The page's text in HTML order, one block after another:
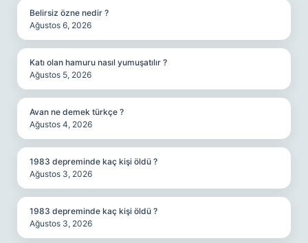
Belirsiz özne nedir ?
Ağustos 6, 2026
Katı olan hamuru nasıl yumuşatılır ?
Ağustos 5, 2026
Avan ne demek türkçe ?
Ağustos 4, 2026
1983 depreminde kaç kişi öldü ?
Ağustos 3, 2026
1983 depreminde kaç kişi öldü ?
Ağustos 3, 2026